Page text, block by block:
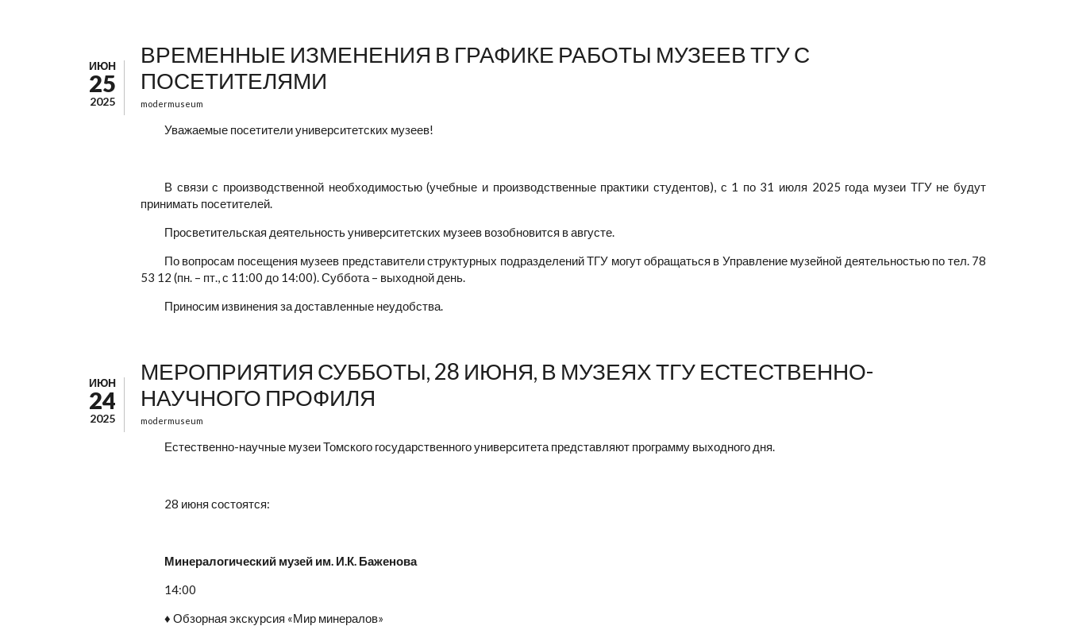
ИЮН
25
2025
ВРЕМЕННЫЕ ИЗМЕНЕНИЯ В ГРАФИКЕ РАБОТЫ МУЗЕЕВ ТГУ С
ПОСЕТИТЕЛЯМИ
modermuseum
Уважаемые посетители университетских музеев!
В связи с производственной необходимостью (учебные и производственные практики студентов), с 1 по 31 июля 2025 года музеи ТГУ не будут
принимать посетителей.
Просветительская деятельность университетских музеев возобновится в августе.
По вопросам посещения музеев представители структурных подразделений ТГУ могут обращаться в Управление музейной деятельностью по тел. 78
53 12 (пн. – пт., с 11:00 до 14:00). Суббота – выходной день.
Приносим извинения за доставленные неудобства.
ИЮН
24
2025
МЕРОПРИЯТИЯ СУББОТЫ, 28 ИЮНЯ, В МУЗЕЯХ ТГУ ЕСТЕСТВЕННО-
НАУЧНОГО ПРОФИЛЯ
modermuseum
Естественно-научные музеи Томского государственного университета представляют программу выходного дня.
28 июня состоятся:
Минералогический музей им. И.К. Баженова
14:00
♦ Обзорная экскурсия «Мир минералов»